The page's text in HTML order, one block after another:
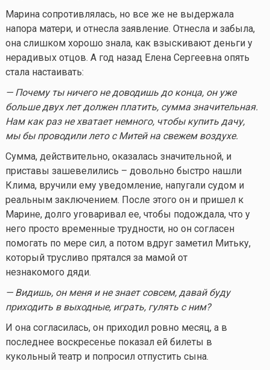
Марина сопротивлялась, но все же не выдержала
напора матери, и отнесла заявление. Отнесла и забыла,
она слишком хорошо знала, как взыскивают деньги у
нерадивых отцов. А год назад Елена Сергеевна опять
стала настаивать:
— Почему ты ничего не доводишь до конца, он уже
больше двух лет должен платить, сумма значительная.
Нам как раз не хватает немного, чтобы купить дачу,
мы бы проводили лето с Митей на свежем воздухе.
Сумма, действительно, оказалась значительной, и
приставы зашевелились – довольно быстро нашли
Клима, вручили ему уведомление, напугали судом и
реальным заключением. После этого он и пришел к
Марине, долго уговаривал ее, чтобы подождала, что у
него просто временные трудности, но он согласен
помогать по мере сил, а потом вдруг заметил Митьку,
который трусливо прятался за мамой от
незнакомого дяди.
— Видишь, он меня и не знает совсем, давай буду
приходить в выходные, играть, гулять с ним?
И она согласилась, он приходил ровно месяц, а в
последнее воскресенье показал ей билеты в
кукольный театр и попросил отпустить сына.